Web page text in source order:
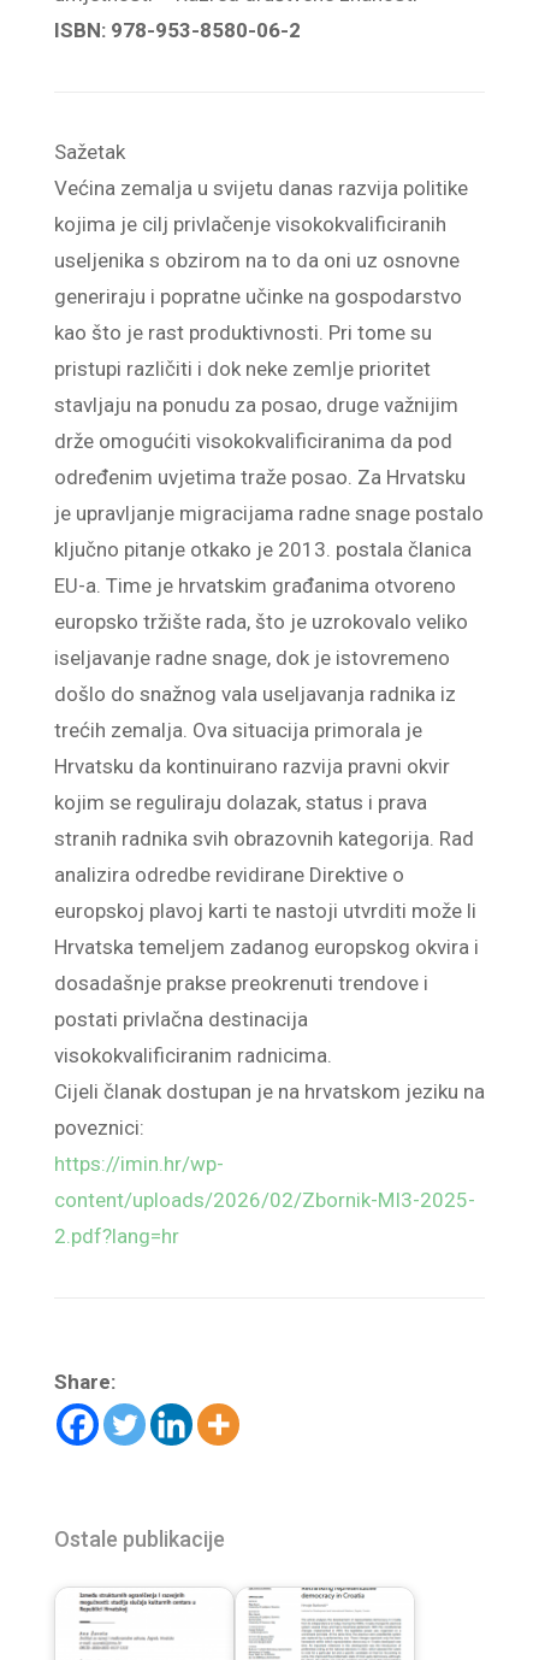
ISBN: 978-953-8580-06-2
Sažetak
Većina zemalja u svijetu danas razvija politike
kojima je cilj privlačenje visokokvalificiranih
useljenika s obzirom na to da oni uz osnovne
generiraju i popratne učinke na gospodarstvo
kao što je rast produktivnosti. Pri tome su
pristupi različiti i dok neke zemlje prioritet
stavljaju na ponudu za posao, druge važnijim
drže omogućiti visokokvalificiranima da pod
određenim uvjetima traže posao. Za Hrvatsku
je upravljanje migracijama radne snage postalo
ključno pitanje otkako je 2013. postala članica
EU-a. Time je hrvatskim građanima otvoreno
europsko tržište rada, što je uzrokovalo veliko
iseljavanje radne snage, dok je istovremeno
došlo do snažnog vala useljavanja radnika iz
trećih zemalja. Ova situacija primorala je
Hrvatsku da kontinuirano razvija pravni okvir
kojim se reguliraju dolazak, status i prava
stranih radnika svih obrazovnih kategorija. Rad
analizira odredbe revidirane Direktive o
europskoj plavoj karti te nastoji utvrditi može li
Hrvatska temeljem zadanog europskog okvira i
dosadašnje prakse preokrenuti trendove i
postati privlačna destinacija
visokokvalificiranim radnicima.
Cijeli članak dostupan je na hrvatskom jeziku na
poveznici:
https://imin.hr/wp-
content/uploads/2026/02/Zbornik-MI3-2025-
2.pdf?lang=hr
Share:
Ostale publikacije